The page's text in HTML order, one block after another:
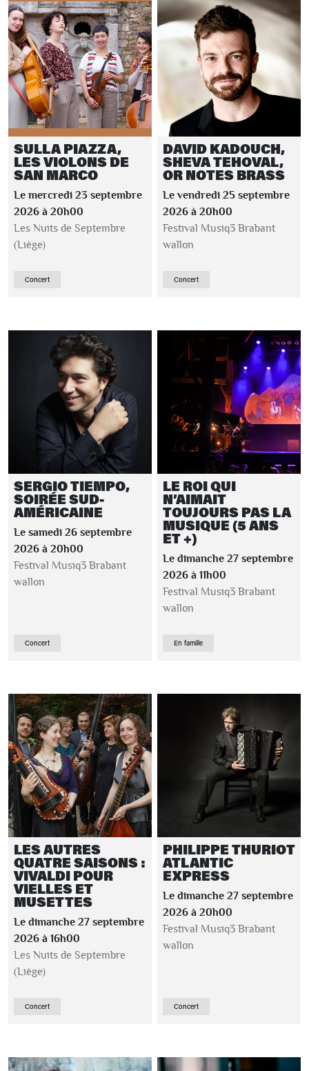
SULLA PIAZZA,
LES VIOLONS DE
SAN MARCO
Le mercredi 23 septembre
2026 à 20h00
Les Nuits de Septembre
(Liège)
Concert
DAVID KADOUCH,
SHEVA TEHOVAL,
OR NOTES BRASS
Le vendredi 25 septembre
2026 à 20h00
Festival Musiq3 Brabant
wallon
Concert
SERGIO TIEMPO,
SOIRÉE SUD-
AMÉRICAINE
Le samedi 26 septembre
2026 à 20h00
Festival Musiq3 Brabant
wallon
Concert
LE ROI QUI
N’AIMAIT
TOUJOURS PAS LA
MUSIQUE (5 ANS
ET +)
Le dimanche 27 septembre
2026 à 11h00
Festival Musiq3 Brabant
wallon
En famille
LES AUTRES
QUATRE SAISONS :
VIVALDI POUR
VIELLES ET
MUSETTES
Le dimanche 27 septembre
2026 à 16h00
Les Nuits de Septembre
(Liège)
Concert
PHILIPPE THURIOT
ATLANTIC
EXPRESS
Le dimanche 27 septembre
2026 à 20h00
Festival Musiq3 Brabant
wallon
Concert